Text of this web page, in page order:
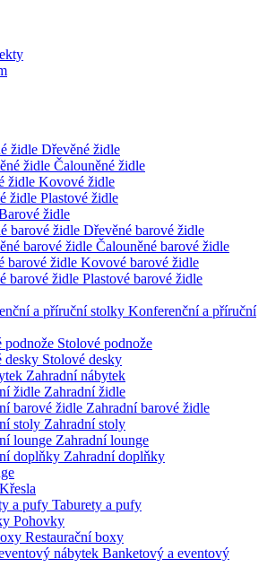
Dřevěné židle
Čalouněné židle
Kovové židle
Plastové židle
židle
Dřevěné barové židle
Čalouněné barové židle
Kovové barové židle
Plastové barové židle
Konferenční a příruční
Stolové podnože
Stolové desky
Zahradní nábytek
Zahradní židle
Zahradní barové židle
Zahradní stoly
Zahradní lounge
Zahradní doplňky
Křesla
Taburety a pufy
Pohovky
Restaurační boxy
Banketový a eventový